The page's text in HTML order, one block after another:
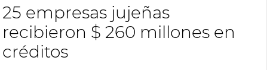
25 empresas jujeñas
recibieron $ 260 millones en
créditos